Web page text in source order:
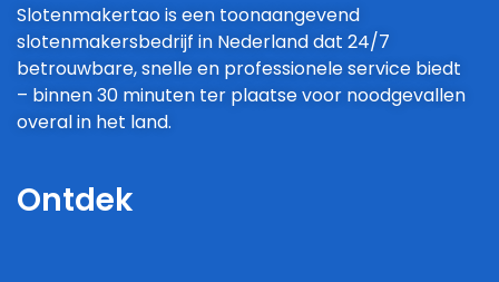
Slotenmakertao is een toonaangevend
slotenmakersbedrijf in Nederland dat 24/7
betrouwbare, snelle en professionele service biedt
– binnen 30 minuten ter plaatse voor noodgevallen
overal in het land.
Ontdek